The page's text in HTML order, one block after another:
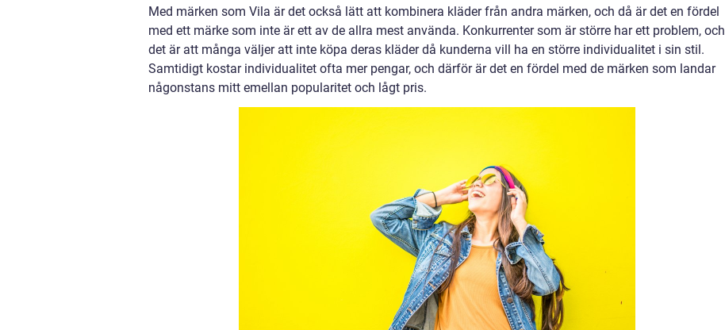
Med märken som Vila är det också lätt att kombinera kläder från andra märken, och då är det en fördel
med ett märke som inte är ett av de allra mest använda. Konkurrenter som är större har ett problem, och
det är att många väljer att inte köpa deras kläder då kunderna vill ha en större individualitet i sin stil.
Samtidigt kostar individualitet ofta mer pengar, och därför är det en fördel med de märken som landar
någonstans mitt emellan popularitet och lågt pris.